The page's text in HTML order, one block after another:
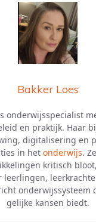
Bakker Loes
onderwijsspecialist
en praktijk. Haar
digitalisering en
in het onderwijs.
kritisch
leerlingen,
onderwijssysteem
gelijke kansen biedt.